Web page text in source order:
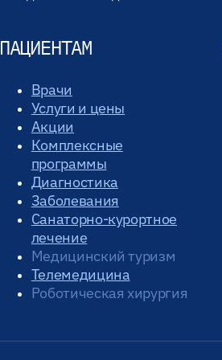
ПАЦИЕНТАМ
Врачи
Услуги и цены
Акции
Комплексные
программы
Диагностика
Заболевания
Санаторно-курортное
лечение
Медицинский туризм
Телемедицина
Роботическая хирургия